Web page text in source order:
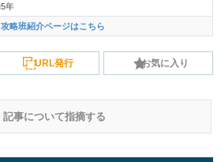
年
略班紹介ページはこちら
URL発行 お気に入り
記事について指摘する